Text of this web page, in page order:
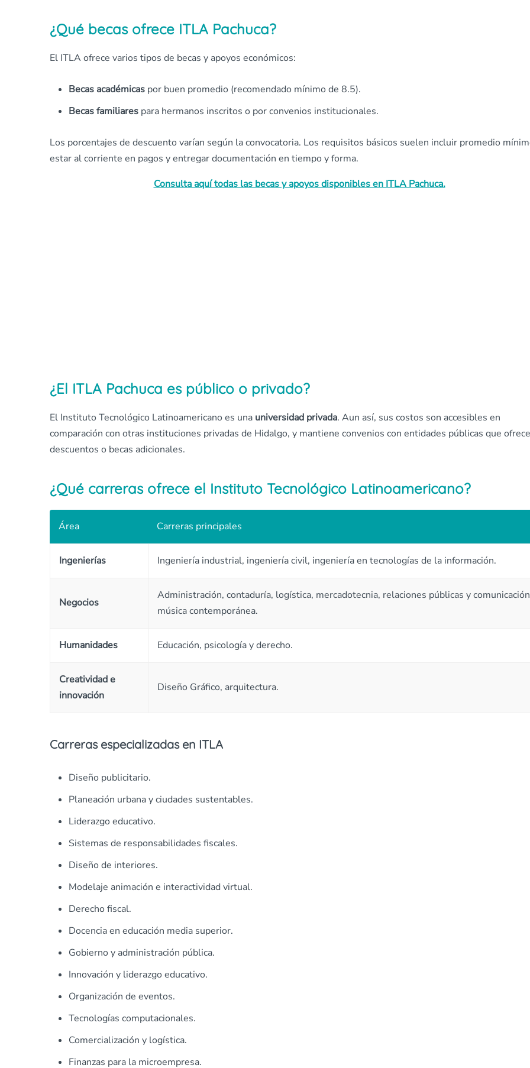
¿Qué becas ofrece ITLA Pachuca?
El ITLA ofrece varios tipos de becas y apoyos económicos:
Becas académicas por buen promedio (recomendado mínimo de 8.5).
Becas familiares para hermanos inscritos o por convenios institucionales.
Los porcentajes de descuento varían según la convocatoria. Los requisitos básicos suelen incluir promedio
estar al corriente en pagos y entregar documentación en tiempo y forma.
Consulta aquí todas las becas y apoyos disponibles en ITLA Pachuca.
¿El ITLA Pachuca es público o privado?
El Instituto Tecnológico Latinoamericano es una universidad privada. Aun así, sus costos son accesibles en
comparación con otras instituciones privadas de Hidalgo, y mantiene convenios con entidades públicas que
descuentos o becas adicionales.
¿Qué carreras ofrece el Instituto Tecnológico Latinoamericano?
Área Carreras principales
Ingenierías Ingeniería industrial, ingeniería civil, ingeniería en tecnologías de la información.
Negocios
Administración, contaduría, logística, mercadotecnia, relaciones públicas y
música contemporánea.
Humanidades Educación, psicología y derecho.
Creatividad e
innovación
Diseño Gráfico, arquitectura.
Carreras especializadas en ITLA
Diseño publicitario.
Planeación urbana y ciudades sustentables.
Liderazgo educativo.
Sistemas de responsabilidades fiscales.
Diseño de interiores.
Modelaje animación e interactividad virtual.
Derecho fiscal.
Docencia en educación media superior.
Gobierno y administración pública.
Innovación y liderazgo educativo.
Organización de eventos.
Tecnologías computacionales.
Comercialización y logística.
Finanzas para la microempresa.